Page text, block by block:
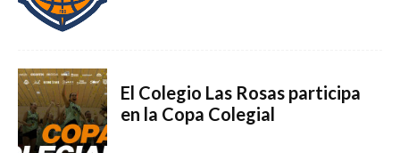
El Colegio Las Rosas participa
en la Copa Colegial